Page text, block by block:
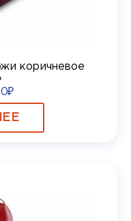
коричневое